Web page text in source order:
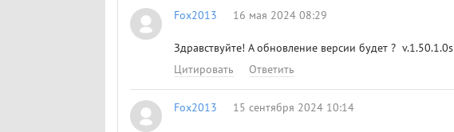
Fox2013 16 мая 2024 08:29
Здравствуйте! А обновление версии будет ? v.1.50.1.0s
Цитировать
Ответить
Fox2013 15 сентября 2024 10:14